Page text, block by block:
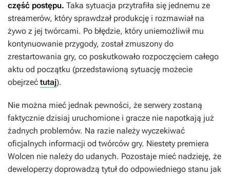
część postępu. Taka sytuacja przytrafiła się jednemu ze
streamerów, który sprawdzał produkcję i rozmawiał na
żywo z jej twórcami. Po błędzie, który uniemożliwił mu
kontynuowanie przygody, został zmuszony do
zrestartowania gry, co poskutkowało rozpoczęciem całego
aktu od początku (przedstawioną sytuację możecie
obejrzeć tutaj).
Nie można mieć jednak pewności, że serwery zostaną
faktycznie dzisiaj uruchomione i gracze nie napotkają już
żadnych problemów. Na razie należy wyczekiwać
oficjalnych informacji od twórców gry. Niestety premiera
Wolcen nie należy do udanych. Pozostaje mieć nadzieję, że
deweloperzy doprowadzą tytuł do odpowiedniego stanu jak